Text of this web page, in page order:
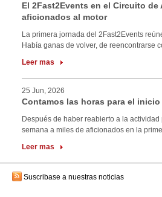
El 2Fast2Events en el Circuito
aficionados al motor
La primera jornada del 2Fast2Events
Había ganas de volver, de reencontrarse
Leer mas
25 Jun, 2026
Contamos las horas para el
Después de haber reabierto a la
semana a miles de aficionados en la
Leer mas
Suscribase a nuestras noticias